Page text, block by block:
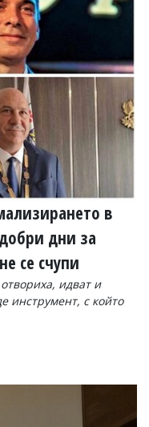
в
дни за
се счупи
идват и
инструмент, с който